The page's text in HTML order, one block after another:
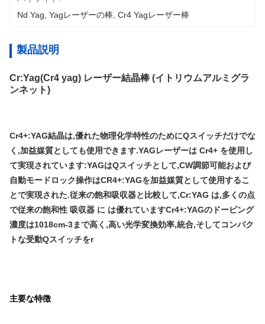
Nd Yag Yagレーザーの棒 Cr4 Yagレーザー棒
製品説明
Cr:Yag(Cr4 yag) レーザー結晶棒 (イトリウムアルミグラ
ンネット)
Cr4+:YAG結晶は,優れた物理化学特性のためにQスイッチだけでな
く,加益媒質としても使用できます.YAGレーザーは Cr4+ を使用し
て実現されています:YAGはQスイッチとして,CW調節可能および
自動モードロック操作はCR4+:YAGを加益媒質として使用するこ
とで実現された.従来の飽和吸収器と比較して,Cr:YAG は,多くの点
で従来の飽和性 吸収器 に は優れていますCr4+:YAGのドーピング
濃度は1018cm-3まで高く,高い光学変換効率,統合,そしてコンパク
トな受動Qスイッチをr
主要な特徴